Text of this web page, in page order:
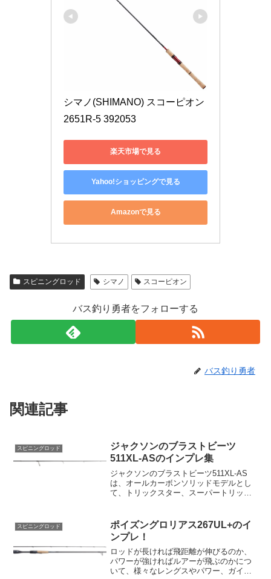
シマノ(SHIMANO) スコーピオン
2651R-5 392053
楽天市場で見る
Yahoo!ショッピングで見る
Amazonで見る
スピニングロッド シマノ スコーピオン
バス釣り勇者をフォローする
バス釣り勇者
関連記事
スピニングロッド
ジャクソンのブラストビーツ
511XL-ASのインプレ集
ジャクソンのブラストビーツ511XL-AS
は、オールカーボンソリッドモデルとし
て、トリックスター、スーパートリック
ルアーに非常に自然なアクションを与
え、生命感を引き出し...
スピニングロッド
ポイズングロリアス267UL+のイ
ンプレ！
ロッドが長ければ飛距離が伸びるのか、
パワーが強ければルアーが飛ぶのかにつ
いて、様々なレングスやパワー、ガイド